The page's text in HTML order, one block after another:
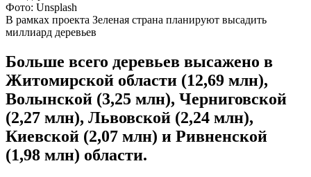
Фото: Unsplash
В рамках проекта Зеленая страна планируют высадить
миллиард деревьев
Больше всего деревьев высажено в
Житомирской области (12,69 млн),
Волынской (3,25 млн), Черниговской
(2,27 млн), Львовской (2,24 млн),
Киевской (2,07 млн) и Ривненской
(1,98 млн) области.